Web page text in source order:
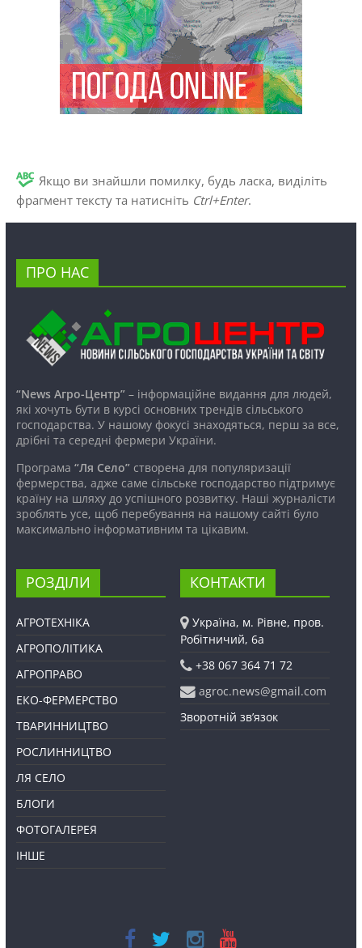
Якщо ви знайшли помилку, будь ласка, виділіть
фрагмент тексту та натисніть Ctrl+Enter.
ПРО НАС
“News Агро-Центр”– інформаційне видання для людей,
які хочуть бути в курсі основних трендів сільського
господарства. У нашому фокусі знаходяться, перш за все,
дрібні та середні фермери України.
Програма “Ля Село”створена для популяризації
фермерства, адже саме сільське господарство підтримує
країну на шляху до успішного розвитку. Наші журналісти
зроблять усе, щоб перебування на нашому сайті було
максимально інформативним та цікавим.
РОЗДІЛИ
АГРОТЕХНІКА
АГРОПОЛІТИКА
АГРОПРАВО
ЕКО-ФЕРМЕРСТВО
ТВАРИННИЦТВО
РОСЛИННИЦТВО
ЛЯ СЕЛО
БЛОГИ
ФОТОГАЛЕРЕЯ
ІНШЕ
КОНТАКТИ
Україна, м. Рівне, пров.
Робітничий, 6а
+38 067 364 71 72
agroc.news@gmail.com
Зворотній зв’язок